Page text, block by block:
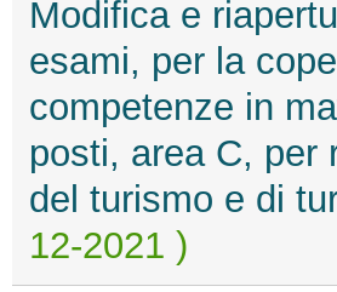
Modifica e
esami, per la
competenze in
posti, area C, per
del turismo e di
12-2021 )